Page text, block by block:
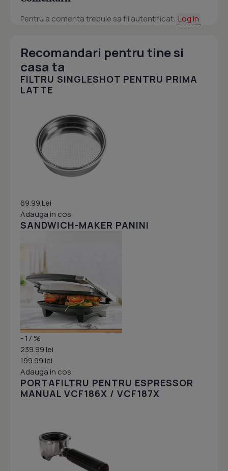
Pentru a comenta trebuie sa fii autentificat. Log in
Recomandari pentru tine si
casa ta
FILTRU SINGLESHOT PENTRU PRIMA
LATTE
69.99 Lei
Adauga in cos
SANDWICH-MAKER PANINI
- 17 %
239.99 lei
199.99 lei
Adauga in cos
PORTAFILTRU PENTRU ESPRESSOR
MANUAL VCF186X / VCF187X